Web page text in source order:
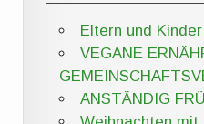
Eltern und Kinder
VEGANE
ANSTÄNDIG